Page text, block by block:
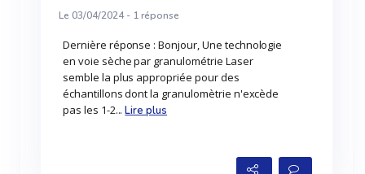
Le 03/04/2024 - 1réponse
Dernière réponse : Bonjour, Une technologie
en voie sèche par granulométrie Laser
semble la plus appropriée pour des
échantillons dont la granulomètrie n'excède
pas les 1-2...Lire plus